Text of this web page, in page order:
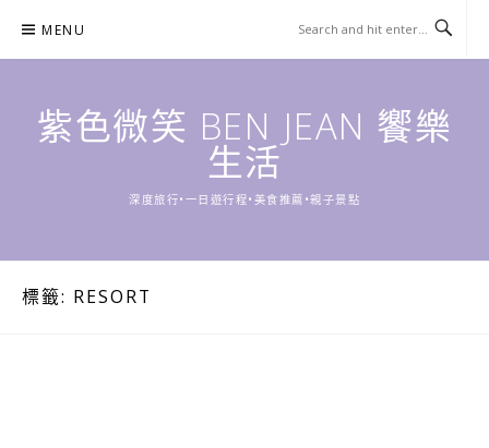
content
MENU
紫色微笑 BEN JEAN 饗樂
生活
深度旅行•一日遊行程•美食推薦•親子景點
標籤: RESORT